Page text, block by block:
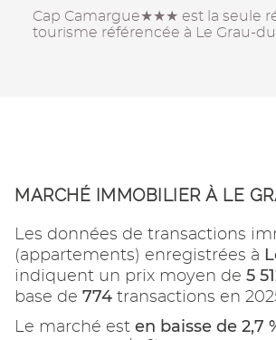
Cap Camargue★★★ est la seule
tourisme référencée à Le Grau-
MARCHÉ IMMOBILIER À LE
Les données de transactions
(appartements) enregistrées à
indiquent un prix moyen de 5
base de 774 transactions en
Le marché est en baisse de 2,7